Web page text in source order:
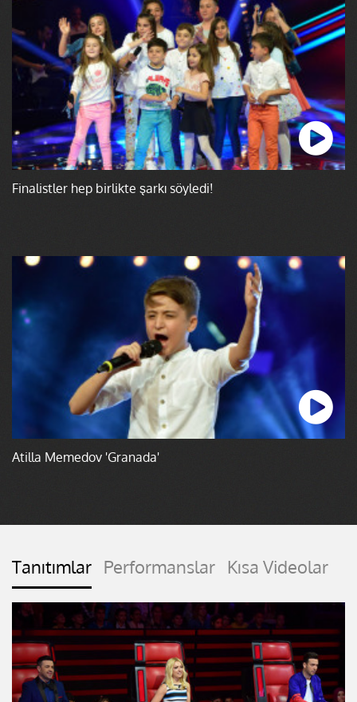
Finalistler hep birlikte şarkı söyledi!
Atilla Memedov 'Granada'
Tanıtımlar Performanslar Kısa Videolar